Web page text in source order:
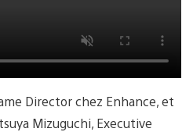
Director chez Enhance, et
Mizuguchi, Executive